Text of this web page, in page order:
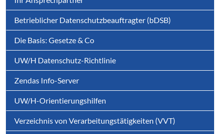
Betrieblicher Datenschutzbeauftragter (bDSB)
Die Basis: Gesetze & Co
UW/H Datenschutz-Richtlinie
Zendas Info-Server
UW/H-Orientierungshilfen
Verzeichnis von Verarbeitungstätigkeiten (VVT)